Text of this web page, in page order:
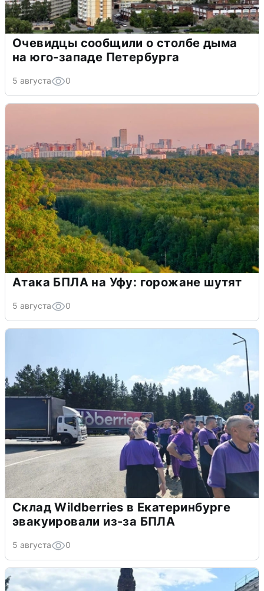
Очевидцы сообщили о столбе дыма
на юго-западе Петербурга
5 августа 0
Атака БПЛА на Уфу: горожане шутят
5 августа 0
Склад Wildberries в Екатеринбурге
эвакуировали из-за БПЛА
5 августа 0